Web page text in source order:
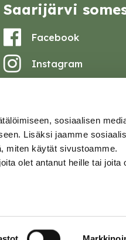
sosiaalisen
Lisäksi jaamme
miten käytät sivustoamme.
olet antanut heille tai joita
Saarijärvi
Facebook
Instagram